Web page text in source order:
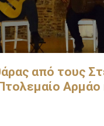
από τους
Αρμάο